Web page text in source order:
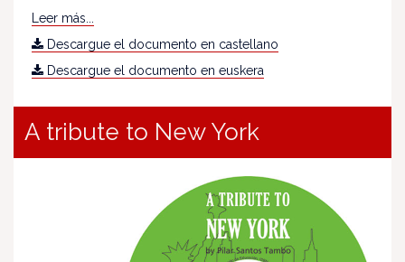
Leer más...
Descargue el documento en castellano
Descargue el documento en euskera
A tribute to New York